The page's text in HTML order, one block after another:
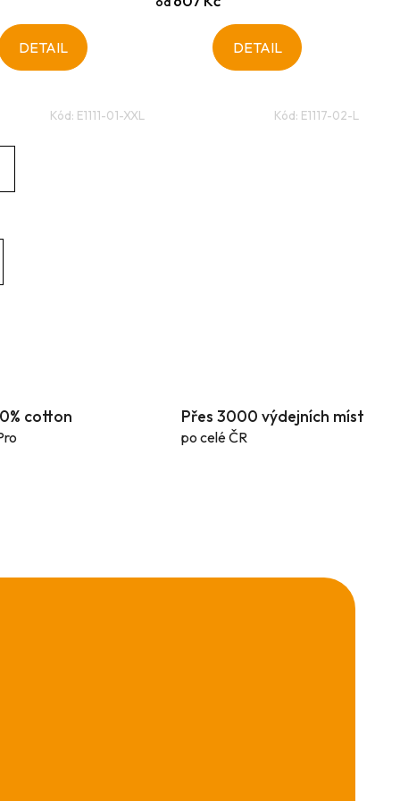
DETAIL
Kód: E1111-01-XXL
DETAIL
Kód: E1117-02-L
cotton Přes 3000 výdejních míst
po celé ČR